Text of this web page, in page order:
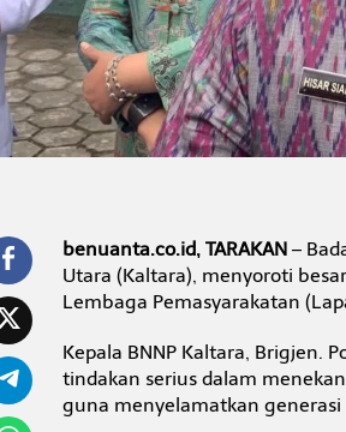
r
k
o
b
a
d
i
K
a
a
benuanta.co.id, TARAKAN–
Utara (Kaltara), menyoroti
Lembaga Pemasyarakatan
Kepala BNNP Kaltara, Brigjen.
tindakan serius dalam
guna menyelamatkan generasi